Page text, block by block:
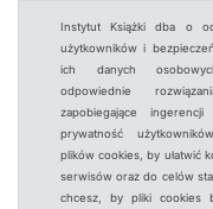
Instytut Książki dba o
użytkowników i
ich danych
odpowiednie
zapobiegające
prywatność
plików cookies, by ułatwić
serwisów oraz do celów
chcesz, by pliki cookies